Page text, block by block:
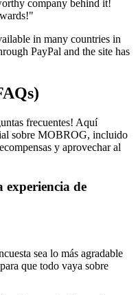
company behind it!
in many countries in
PayPal and the site has
frecuentes! Aquí
sobre MOBROG, incluido
y aprovechar al
de
sea lo más agradable
que todo vaya sobre